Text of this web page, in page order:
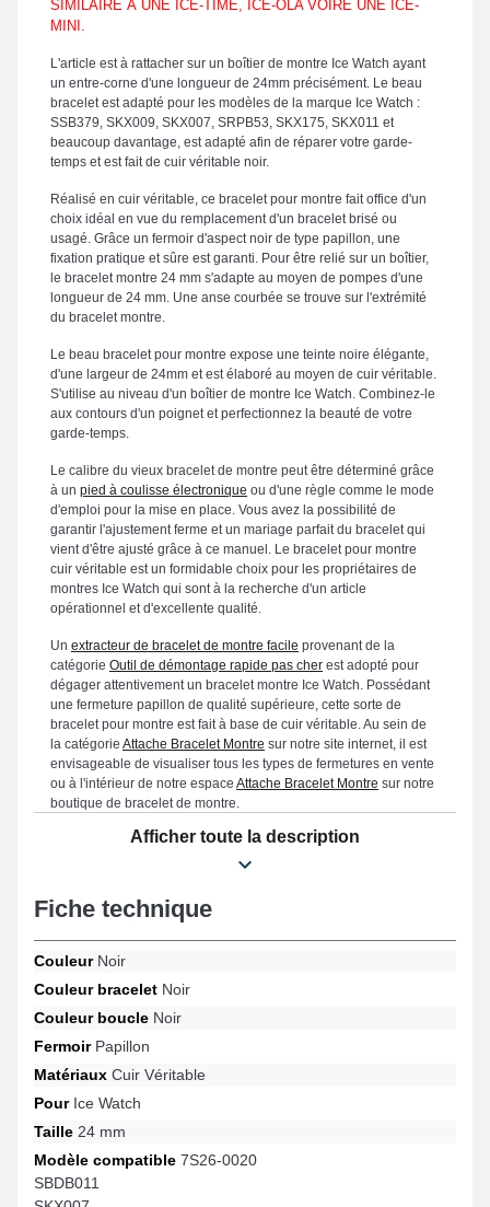
SIMILAIRE À UNE ICE-TIME, ICE-OLA VOIRE UNE ICE-
MINI.
L'article est à rattacher sur un boîtier de montre Ice Watch ayant
un entre-corne d'une longueur de 24mm précisément. Le beau
bracelet est adapté pour les modèles de la marque Ice Watch :
SSB379, SKX009, SKX007, SRPB53, SKX175, SKX011 et
beaucoup davantage, est adapté afin de réparer votre garde-
temps et est fait de cuir véritable noir.
Réalisé en cuir véritable, ce bracelet pour montre fait office d'un
choix idéal en vue du remplacement d'un bracelet brisé ou
usagé. Grâce un fermoir d'aspect noir de type papillon, une
fixation pratique et sûre est garanti. Pour être relié sur un boîtier,
le bracelet montre 24 mm s'adapte au moyen de pompes d'une
longueur de 24 mm. Une anse courbée se trouve sur l'extrémité
du bracelet montre.
Le beau bracelet pour montre expose une teinte noire élégante,
d'une largeur de 24mm et est élaboré au moyen de cuir véritable.
S'utilise au niveau d'un boîtier de montre Ice Watch. Combinez-le
aux contours d'un poignet et perfectionnez la beauté de votre
garde-temps.
Le calibre du vieux bracelet de montre peut être déterminé grâce
à un pied à coulisse électronique ou d'une règle comme le mode
d'emploi pour la mise en place. Vous avez la possibilité de
garantir l'ajustement ferme et un mariage parfait du bracelet qui
vient d'être ajusté grâce à ce manuel. Le bracelet pour montre
cuir véritable est un formidable choix pour les propriétaires de
montres Ice Watch qui sont à la recherche d'un article
opérationnel et d'excellente qualité.
Un extracteur de bracelet de montre facile provenant de la
catégorie Outil de démontage rapide pas cher est adopté pour
dégager attentivement un bracelet montre Ice Watch. Possédant
une fermeture papillon de qualité supérieure, cette sorte de
bracelet pour montre est fait à base de cuir véritable. Au sein de
la catégorie Attache Bracelet Montre sur notre site internet, il est
envisageable de visualiser tous les types de fermetures en vente
ou à l'intérieur de notre espace Attache Bracelet Montre sur notre
boutique de bracelet de montre.
Afficher toute la description
Fiche technique
CouleurNoir
Couleur bracelet Noir
Couleur boucle Noir
FermoirPapillon
Matériaux Cuir Véritable
PourIce Watch
Taille 24 mm
Modèle compatible 7S26-0020
SBDB011